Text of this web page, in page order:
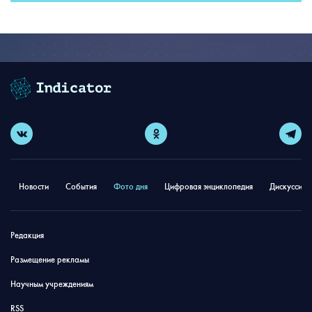
Новости События Фото дня Цифровая энциклопедия
Редакция
Размещение рекламы
Научным учреждениям
RSS